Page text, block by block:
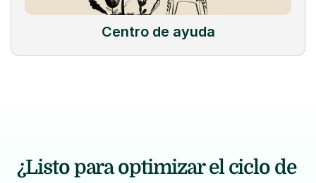
Centro de ayuda
¿Listo para optimizar el ciclo de